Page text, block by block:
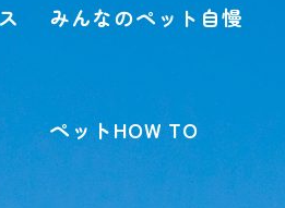
みんなのペット自慢
ペットHOW TO